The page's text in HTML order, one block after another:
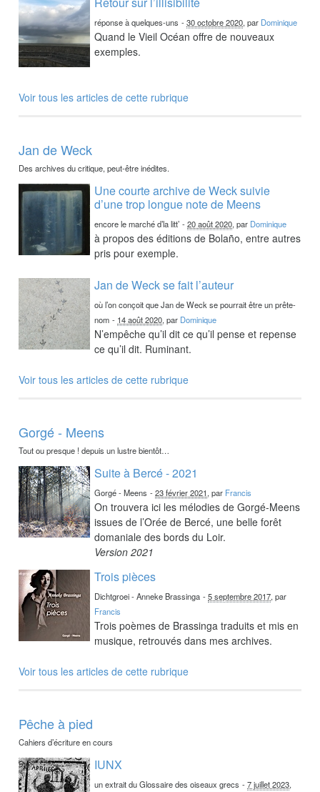
réponse à quelques-uns -30 octobre 2020, par Dominique
Quand le Vieil Océan offre de nouveaux
exemples.
Voir tous les articles de cette rubrique
Jan de Weck
Des archives du critique, peut-être inédites.
Une courte archive de Weck suivie
d’une trop longue note de Meens
encore le marché d’la litt’ -20 août 2020, par Dominique
à propos des éditions de Bolaño, entre autres
pris pour exemple.
Jan de Weck se fait l’auteur
où l’on conçoit que Jan de Weck se pourrait être un prête-
nom - 14 août 2020, par Dominique
N’empêche qu’il dit ce qu’il pense et repense
ce qu’il dit. Ruminant.
Voir tous les articles de cette rubrique
Gorgé - Meens
Tout ou presque ! depuis un lustre bientôt…
Suite à Bercé - 2021
Gorgé - Meens -23 février 2021, par Francis
On trouvera ici les mélodies de Gorgé-Meens
issues de l’Orée de Bercé, une belle forêt
domaniale des bords du Loir.
Version 2021
Trois pièces
Dichtgroei - Anneke Brassinga -5 septembre 2017, par
Francis
Trois poèmes de Brassinga traduits et mis en
musique, retrouvés dans mes archives.
Voir tous les articles de cette rubrique
Pêche à pied
Cahiers d’écriture en cours
IUNX
un extrait du Glossaire des oiseaux grecs -7 juillet 2023,